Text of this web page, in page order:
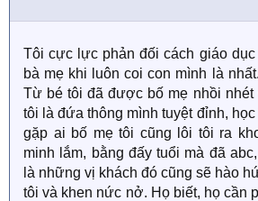
Tôi cực lực phản đối cách giáo
bà mẹ khi luôn coi con mình là
Từ bé tôi đã được bố mẹ nhồi nhét
tôi là đứa thông mình tuyệt đỉnh,
gặp ai bố mẹ tôi cũng lôi tôi ra
minh lắm, bằng đấy tuổi mà đã
là những vị khách đó cũng sẽ hào
tôi và khen nức nở. Họ biết, họ cần